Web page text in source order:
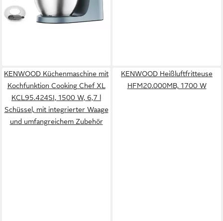
KENWOOD Küchenmaschine mit
Kochfunktion Cooking Chef XL
KCL95.424SI, 1500 W, 6,7 l
Schüssel, mit integrierter Waage
und umfangreichem Zubehör
KENWOOD Heißluftfritteuse
HFM20.000MB, 1700 W